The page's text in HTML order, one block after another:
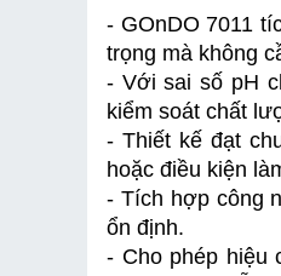
- GOnDO 7011
trọng mà không
- Với sai số pH
kiểm soát chất
- Thiết kế đạt
hoặc điều kiện
- Tích hợp công
ổn định.
- Cho phép hiệu